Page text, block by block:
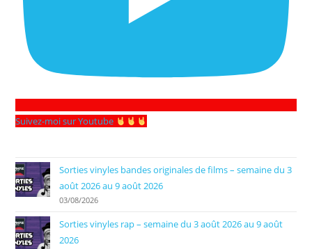
Suivez-moi sur Youtube
Sorties vinyles bandes originales de films – semaine du 3
août 2026 au 9 août 2026
03/08/2026
Sorties vinyles rap – semaine du 3 août 2026 au 9 août
2026